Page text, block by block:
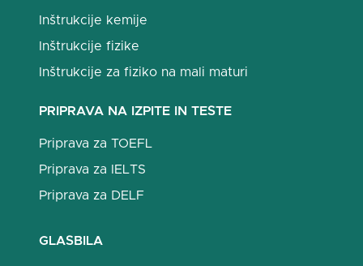
Inštrukcije kemije
Inštrukcije fizike
Inštrukcije za fiziko na mali maturi
PRIPRAVA NA IZPITE IN TESTE
Priprava za TOEFL
Priprava za IELTS
Priprava za DELF
GLASBILA